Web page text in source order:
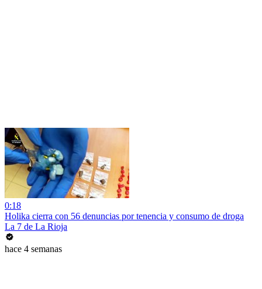
0:18
Holika cierra con 56 denuncias por tenencia y consumo de droga
La 7 de La Rioja
hace 4 semanas